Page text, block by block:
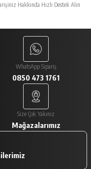
Hakkında Hızlı Destek Alın
WhatsApp Sipariş
0850 473 1761
Size Çok Yakınız
Mağazalarımız